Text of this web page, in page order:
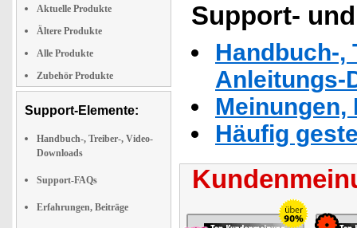
Aktuelle Produkte
Ältere Produkte
Alle Produkte
Zubehör Produkte
Support-Elemente:
Handbuch-, Treiber-, Video-
Downloads
Support-FAQs
Erfahrungen, Beiträge
Support-
Handbuch-,
Anleitungs-
Häufig